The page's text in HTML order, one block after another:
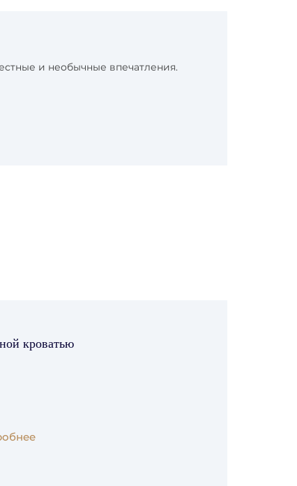
и необычные впечатления.
кроватью